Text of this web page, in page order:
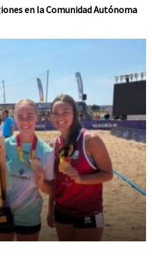
en la Comunidad Autónoma